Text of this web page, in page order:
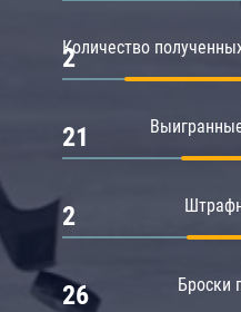
Количество
2
21
2
Броски
26